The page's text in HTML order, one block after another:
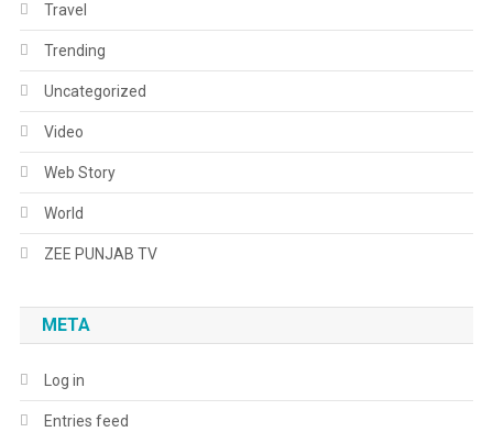
Travel
Trending
Uncategorized
Video
Web Story
World
ZEE PUNJAB TV
META
Log in
Entries feed